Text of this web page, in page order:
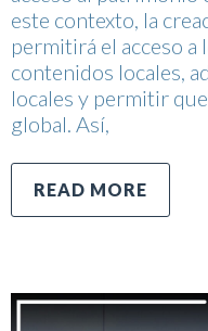
este contexto, la
permitirá el acceso a
contenidos locales,
locales y permitir
global. Así,
READ MORE